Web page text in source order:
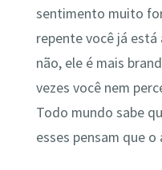
sentimento muito
repente você já está
não, ele é mais
vezes você nem
Todo mundo sabe
esses pensam que o